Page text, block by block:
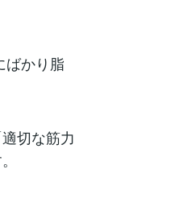
ばかり脂
切な筋力